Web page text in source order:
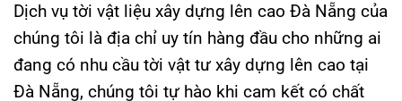
Dịch vụ tời vật liệu xây dựng lên cao Đà Nẵng của
chúng tôi là địa chỉ uy tín hàng đầu cho những ai
đang có nhu cầu tời vật tư xây dựng lên cao tại
Đà Nẵng, chúng tôi tự hào khi cam kết có chất